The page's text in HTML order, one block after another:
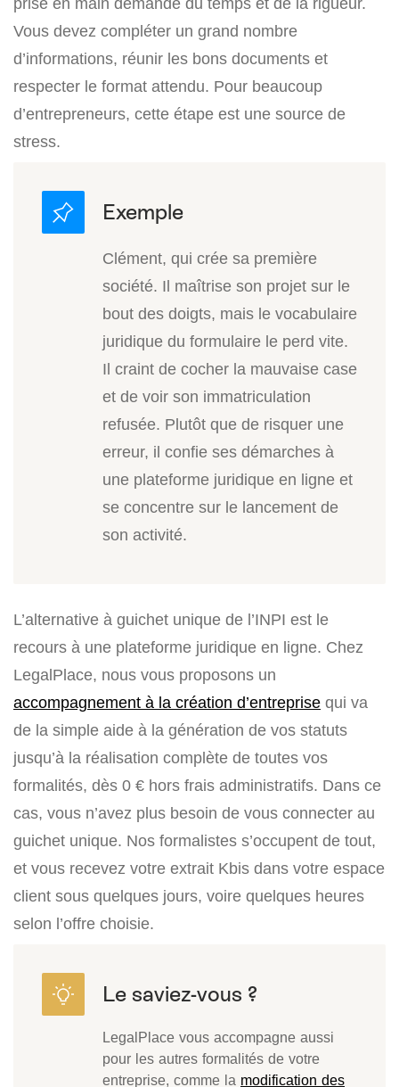
Vous devez compléter un grand nombre
d’informations, réunir les bons documents et
respecter le format attendu. Pour beaucoup
d’entrepreneurs, cette étape est une source de
stress.
Clément, qui crée sa première
société. Il maîtrise son projet sur le
bout des doigts, mais le vocabulaire
juridique du formulaire le perd vite.
Il craint de cocher la mauvaise case
et de voir son immatriculation
refusée. Plutôt que de risquer une
erreur, il confie ses démarches à
une plateforme juridique en ligne et
se concentre sur le lancement de
son activité.
L’alternative à guichet unique de l’INPI est le
recours à une plateforme juridique en ligne. Chez
LegalPlace, nous vous proposons un
accompagnement à la création d’entreprise qui va
de la simple aide à la génération de vos statuts
jusqu’à la réalisation complète de toutes vos
formalités, dès 0 € hors frais administratifs. Dans ce
cas, vous n’avez plus besoin de vous connecter au
guichet unique. Nos formalistes s’occupent de tout,
et vous recevez votre extrait Kbis dans votre espace
client sous quelques jours, voire quelques heures
selon l’offre choisie.
LegalPlace vous accompagne aussi
pour les autres formalités de votre
entreprise, comme la modification des